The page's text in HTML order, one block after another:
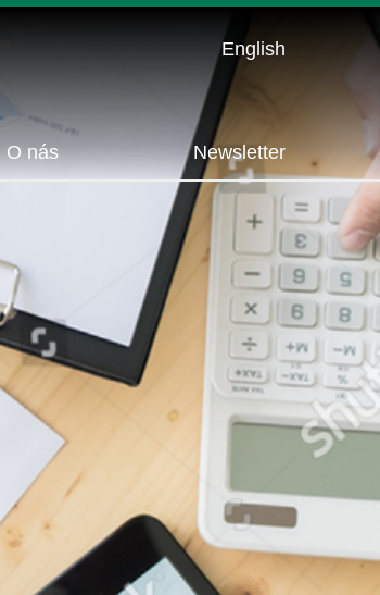
English
O nás Newsletter